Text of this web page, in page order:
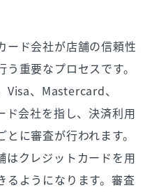
ード会社が店舗の信頼性
重要なプロセスです。
Visa、Mastercard、
ド会社を指し、決済利用
に審査が行われます。
はクレジットカードを用
るようになります。審査